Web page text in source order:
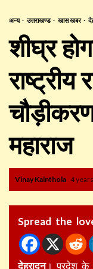
अन्य उत्तराखण्ड खास खबर
शीघ्र
राष्ट्रीय
महाराज
Vinay Kainthola 4
Spread the
देहरादून। प्रदेश के